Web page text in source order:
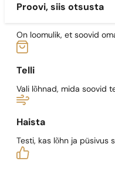
Proovi, siis otsusta
On loomulik, et soovid
Telli
Vali lõhnad, mida soovid
Haista
Testi, kas lõhn ja püsivus